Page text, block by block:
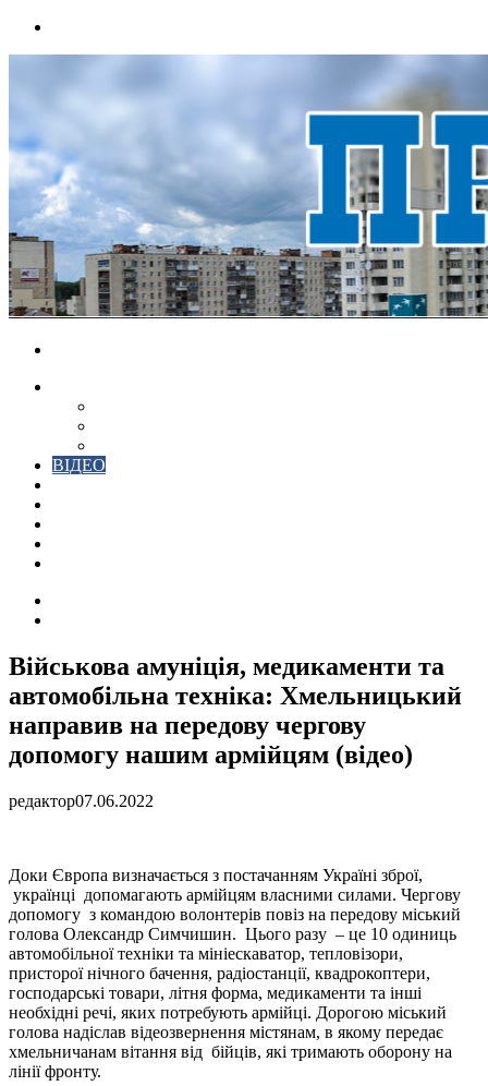
ВІДЕО
Військова амуніція, медикаменти та
автомобільна техніка: Хмельницький
направив на передову чергову
допомогу нашим армійцям (відео)
редактор07.06.2022
Доки Європа визначається з постачанням Україні зброї,
українці допомагають армійцям власними силами. Чергову
допомогу з командою волонтерів повіз на передову міський
голова Олександр Симчишин. Цього разу – це 10 одиниць
автомобільної техніки та мініескаватор, тепловізори,
присторої нічного бачення, радіостанції, квадрокоптери,
господарські товари, літня форма, медикаменти та інші
необхідні речі, яких потребують армійці. Дорогою міський
голова надіслав відеозвернення містянам, в якому передає
хмельничанам вітання від бійців, які тримають оборону на
лінії фронту.